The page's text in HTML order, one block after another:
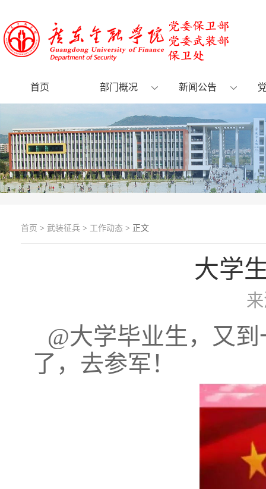
首页 部门概况 新闻公告
首页 > 武装征兵 > 工作动态 > 正文
大学
@大学毕业生，又
了，去参军！